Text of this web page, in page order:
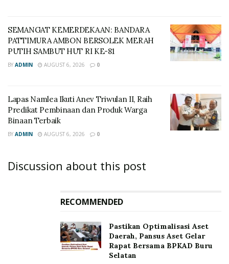
SEMANGAT KEMERDEKAAN: BANDARA
PATTIMURA AMBON BERSOLEK MERAH
PUTIH SAMBUT HUT RI KE-81
BY ADMIN AUGUST 6, 2026 0
Lapas Namlea Ikuti Anev Triwulan II, Raih
Predikat Pembinaan dan Produk Warga
Binaan Terbaik
BY ADMIN AUGUST 6, 2026 0
Discussion about this post
RECOMMENDED
Pastikan Optimalisasi Aset
Daerah, Pansus Aset Gelar
Rapat Bersama BPKAD Buru
Selatan